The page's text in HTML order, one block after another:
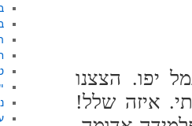
יפו. הצצנו
איזה שלל!